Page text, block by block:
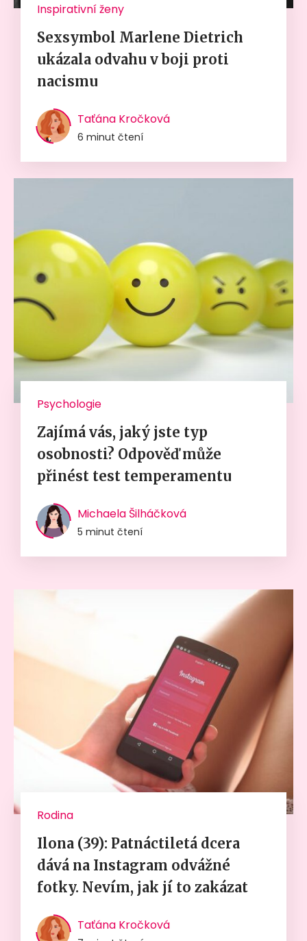
Inspirativní ženy
Sexsymbol Marlene Dietrich
ukázala odvahu v boji proti
nacismu
Taťána Kročková
6 minut čtení
Psychologie
Zajímá vás, jaký jste typ
osobnosti? Odpověď může
přinést test temperamentu
Michaela Šilháčková
5 minut čtení
Rodina
Ilona (39): Patnáctiletá dcera
dává na Instagram odvážné
fotky. Nevím, jak jí to zakázat
Taťána Kročková